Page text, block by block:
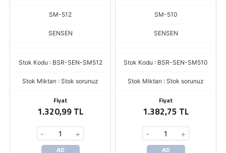
SM-512
SENSEN
Stok Kodu : BSR-SEN-SM512
Stok Miktarı : Stok sorunuz
Fiyat
1.320,99 TL
- +
AD
SM-510
SENSEN
Stok Kodu : BSR-SEN-SM510
Stok Miktarı : Stok sorunuz
Fiyat
1.382,75 TL
- +
AD